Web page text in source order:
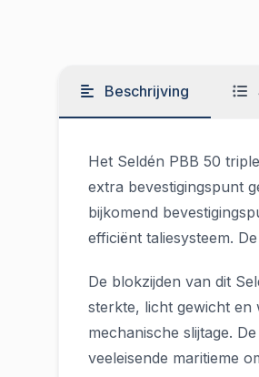
Beschrijving
Het Seldén PBB 50
extra bevestigingspunt
bijkomend
efficiënt taliesysteem.
De blokzijden van dit
sterkte, licht gewicht en
mechanische slijtage.
veeleisende maritieme